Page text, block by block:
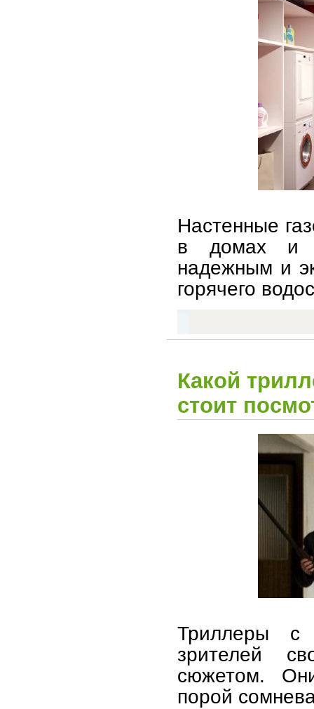
Настенные
в домах и
надежным и
горячего
Какой
стоит
Триллеры с
зрителей
сюжетом.
порой